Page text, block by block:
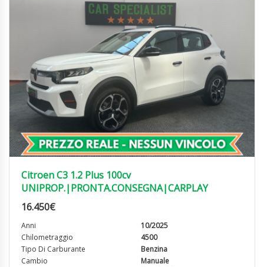
Citroen C3 1.2 Plus 100cv
UNIPROP.|PRONTA.CONSEGNA|CARPLAY
16.450€
Anni
10/2025
Chilometraggio
4500
Tipo Di Carburante
Benzina
Cambio
Manuale